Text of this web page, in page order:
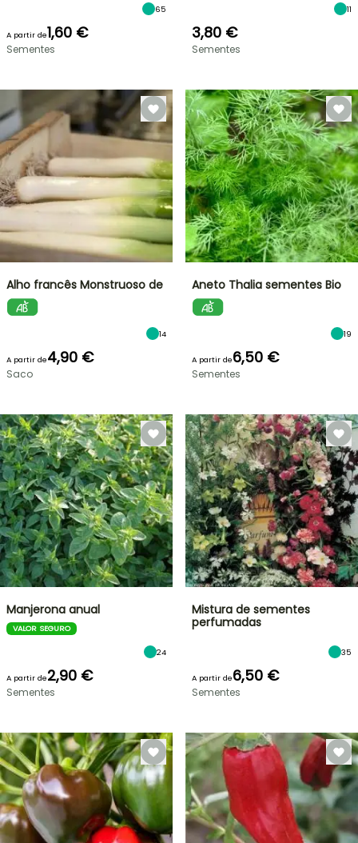
65
A partir de1,60 €
Sementes
11
3,80 €
Sementes
Alho francês Monstruoso de
14
A partir de4,90 €
Saco
Aneto Thalia sementes Bio
19
A partir de6,50 €
Sementes
Manjerona anual
VALOR SEGURO
24
A partir de2,90 €
Sementes
Mistura de sementes
perfumadas
35
A partir de6,50 €
Sementes